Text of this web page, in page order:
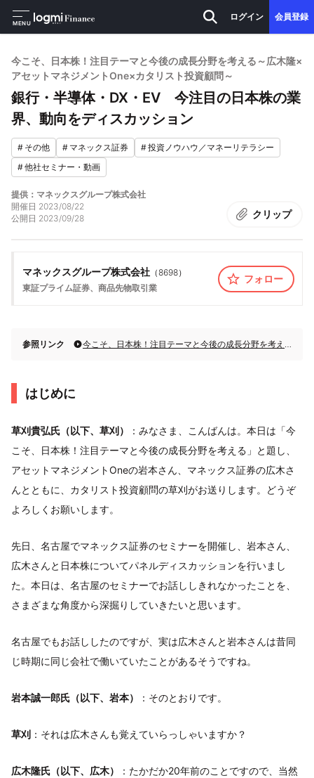
MENU
ログイン 会員登録
今こそ、日本株！注目テーマと今後の成長分野を考える～広木隆×
アセットマネジメントOne×カタリスト投資顧問～
銀行・半導体・DX・EV 今注目の日本株の業
界、動向をディスカッション
# その他 # マネックス証券 #投資ノウハウ／マネーリテラシー
#他社セミナー・動画
提供：マネックスグループ株式会社
開催日 2023/08/22
公開日 2023/09/28 クリップ
マネックスグループ株式会社 （8698）
東証プライム証券、商品先物取引業
フォロー
参照リンク 今こそ、日本株！注目テーマと今後の成長分野を考える（2023年8月22日）
はじめに
草刈貴弘氏（以下、草刈）
：みなさま、こんばんは。本日は「今
こそ、日本株！注目テーマと今後の成長分野を考える」と題し、
アセットマネジメントOneの岩本さん、マネックス証券の広木さ
んとともに、カタリスト投資顧問の草刈がお送りします。どうぞ
よろしくお願いします。
先日、名古屋でマネックス証券のセミナーを開催し、岩本さん、
広木さんと日本株についてパネルディスカッションを行いまし
た。本日は、名古屋のセミナーでお話ししきれなかったことを、
さまざまな角度から深掘りしていきたいと思います。
名古屋でもお話ししたのですが、実は広木さんと岩本さんは昔同
じ時期に同じ会社で働いていたことがあるそうですね。
岩本誠一郎氏（以下、岩本） ：そのとおりです。
草刈 ：それは広木さんも覚えていらっしゃいますか？
広木隆氏（以下、広木）
：たかだか20年前のことですので、当然